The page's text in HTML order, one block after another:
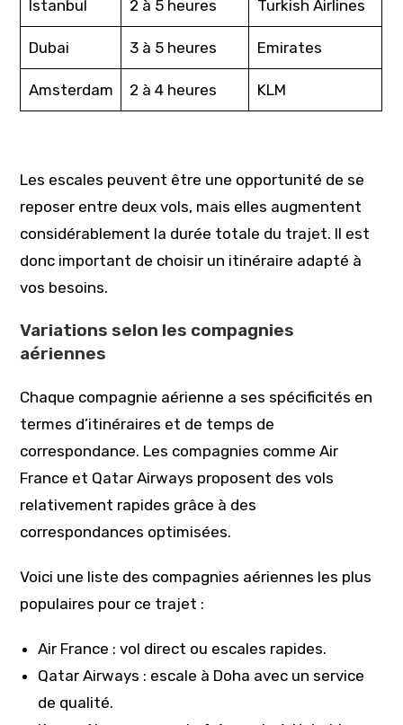
Istanbul 2 à 5 heures Turkish Airlines
Dubai 3 à 5 heures Emirates
Amsterdam 2 à 4 heures KLM
Les escales peuvent être une opportunité de se
reposer entre deux vols, mais elles augmentent
considérablement la durée totale du trajet. Il est
donc important de choisir un itinéraire adapté à
vos besoins.
Variations selon les compagnies
aériennes
Chaque compagnie aérienne a ses spécificités en
termes d’itinéraires et de temps de
correspondance. Les compagnies comme Air
France et Qatar Airways proposent des vols
relativement rapides grâce à des
correspondances optimisées.
Voici une liste des compagnies aériennes les plus
populaires pour ce trajet :
Air France : vol direct ou escales rapides.
Qatar Airways : escale à Doha avec un service
de qualité.